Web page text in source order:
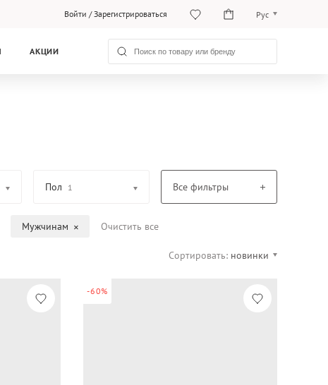
Войти /Зарегистрироваться Рус
Рус
АКЦИИ
Пол 1 Все фильтры
Мужчинам Очистить все
Сортировать: новинки
-60%